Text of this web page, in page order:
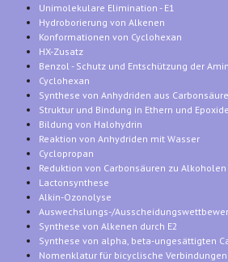
Unimolekulare Elimination - E1
Hydroborierung von Alkenen
Konformationen von Cyclohexan
HX-Zusatz
Benzol - Schutz und Entschützung der
Cyclohexan
Synthese von Anhydriden aus
Struktur und Bindung in Ethern und
Bildung von Halohydrin
Reaktion von Anhydriden mit Wasser
Cyclopropan
Reduktion von Carbonsäuren zu Alkoholen
Lactonsynthese
Alkin-Ozonolyse
Auswechslungs-/
Synthese von Alkenen durch E2
Synthese von alpha, beta-ungesättigten
Nomenklatur für bicyclische Verbindungen